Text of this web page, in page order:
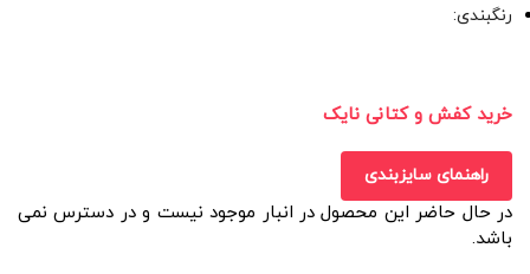
رنگبندی:
خرید کفش و کتانی نایک
راهنمای سایزبندی
در حال حاضر این محصول در انبار موجود نیست و در دسترس نمی
باشد.